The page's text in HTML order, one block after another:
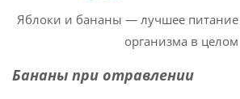
Яблоки и бананы — лучшее
организма в целом
Бананы при отравлении